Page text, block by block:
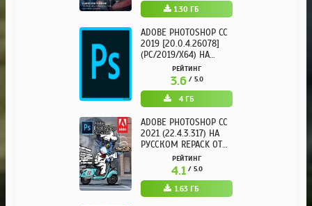
1.30 ГБ
ADOBE PHOTOSHOP CC
2019 [20.0.4.26078]
(PC/2019/X64) НА
РУССКОМРЕЙТИНГ
3.6/ 5.0
4 ГБ
ADOBE PHOTOSHOP CC
2021 (22.4.3.317) НА
РУССКОМ REPACK ОТ
KPOJIUKРЕЙТИНГ
4.1 / 5.0
1.63 ГБ